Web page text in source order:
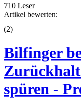
710 Leser
Artikel bewerten:
(2)
Bilfinger
spüren -